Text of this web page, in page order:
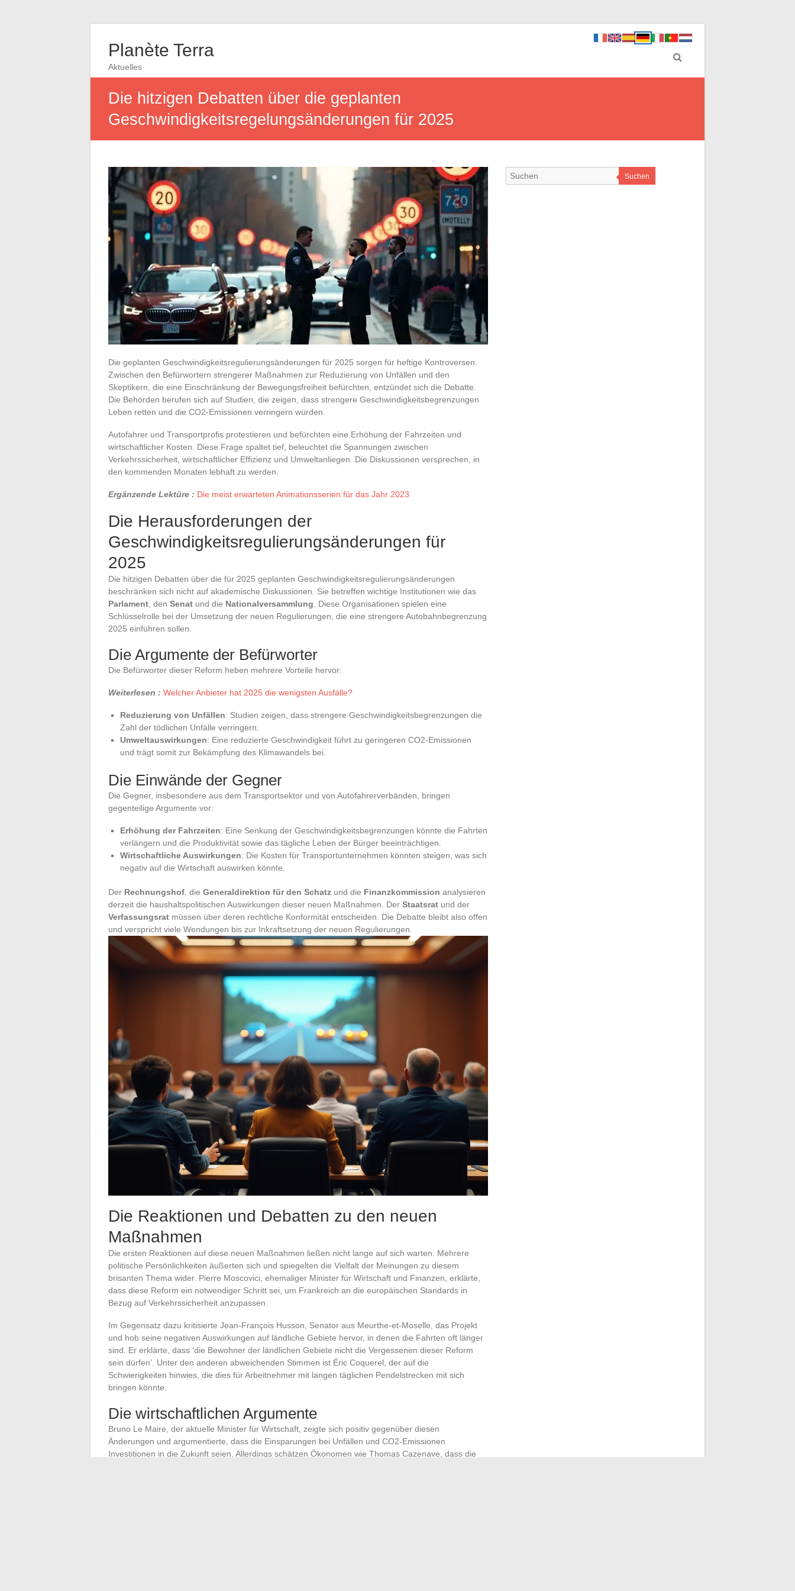
Planète Terra
Aktuelles
Die hitzigen Debatten über die geplanten
Geschwindigkeitsregelungsänderungen für 2025
Die geplanten Geschwindigkeitsregulierungsänderungen für 2025 sorgen für heftige Kontroversen.
Zwischen den Befürwortern strengerer Maßnahmen zur Reduzierung von Unfällen und den
Skeptikern, die eine Einschränkung der Bewegungsfreiheit befürchten, entzündet sich die Debatte.
Die Behörden berufen sich auf Studien, die zeigen, dass strengere Geschwindigkeitsbegrenzungen
Leben retten und die CO2-Emissionen verringern würden.
Autofahrer und Transportprofis protestieren und befürchten eine Erhöhung der Fahrzeiten und
wirtschaftlicher Kosten. Diese Frage spaltet tief, beleuchtet die Spannungen zwischen
Verkehrssicherheit, wirtschaftlicher Effizienz und Umweltanliegen. Die Diskussionen versprechen, in
den kommenden Monaten lebhaft zu werden.
Ergänzende Lektüre : Die meist erwarteten Animationsserien für das Jahr 2023
Die Herausforderungen der
Geschwindigkeitsregulierungsänderungen für
2025
Die hitzigen Debatten über die für 2025 geplanten Geschwindigkeitsregulierungsänderungen
beschränken sich nicht auf akademische Diskussionen. Sie betreffen wichtige Institutionen wie das
Parlament , den Senat und die Nationalversammlung . Diese Organisationen spielen eine
Schlüsselrolle bei der Umsetzung der neuen Regulierungen, die eine strengere Autobahnbegrenzung
2025 einführen sollen.
Die Argumente der Befürworter
Die Befürworter dieser Reform heben mehrere Vorteile hervor:
Weiterlesen : Welcher Anbieter hat 2025 die wenigsten Ausfälle?
Reduzierung von Unfällen: Studien zeigen, dass strengere Geschwindigkeitsbegrenzungen die
Zahl der tödlichen Unfälle verringern.
Umweltauswirkungen: Eine reduzierte Geschwindigkeit führt zu geringeren CO2-Emissionen
und trägt somit zur Bekämpfung des Klimawandels bei.
Die Einwände der Gegner
Die Gegner, insbesondere aus dem Transportsektor und von Autofahrerverbänden, bringen
gegenteilige Argumente vor:
Erhöhung der Fahrzeiten: Eine Senkung der Geschwindigkeitsbegrenzungen könnte die Fahrten
verlängern und die Produktivität sowie das tägliche Leben der Bürger beeinträchtigen.
Wirtschaftliche Auswirkungen: Die Kosten für Transportunternehmen könnten steigen, was sich
negativ auf die Wirtschaft auswirken könnte.
Der Rechnungshof , die Generaldirektion für den Schatz und die Finanzkommission analysieren
derzeit die haushaltspolitischen Auswirkungen dieser neuen Maßnahmen. Der Staatsrat und der
Verfassungsrat müssen über deren rechtliche Konformität entscheiden. Die Debatte bleibt also offen
und verspricht viele Wendungen bis zur Inkraftsetzung der neuen Regulierungen.
Die Reaktionen und Debatten zu den neuen
Maßnahmen
Die ersten Reaktionen auf diese neuen Maßnahmen ließen nicht lange auf sich warten. Mehrere
politische Persönlichkeiten äußerten sich und spiegelten die Vielfalt der Meinungen zu diesem
brisanten Thema wider. Pierre Moscovici, ehemaliger Minister für Wirtschaft und Finanzen, erklärte,
dass diese Reform ein notwendiger Schritt sei, um Frankreich an die europäischen Standards in
Bezug auf Verkehrssicherheit anzupassen.
Im Gegensatz dazu kritisierte Jean-François Husson, Senator aus Meurthe-et-Moselle, das Projekt
und hob seine negativen Auswirkungen auf ländliche Gebiete hervor, in denen die Fahrten oft länger
sind. Er erklärte, dass ‘die Bewohner der ländlichen Gebiete nicht die Vergessenen dieser Reform
sein dürfen’. Unter den anderen abweichenden Stimmen ist Éric Coquerel, der auf die
Schwierigkeiten hinwies, die dies für Arbeitnehmer mit langen täglichen Pendelstrecken mit sich
bringen könnte.
Die wirtschaftlichen Argumente
Bruno Le Maire, der aktuelle Minister für Wirtschaft, zeigte sich positiv gegenüber diesen
Änderungen und argumentierte, dass die Einsparungen bei Unfällen und CO2-Emissionen
Investitionen in die Zukunft seien. Allerdings schätzen Ökonomen wie Thomas Cazenave, dass die
Suchen